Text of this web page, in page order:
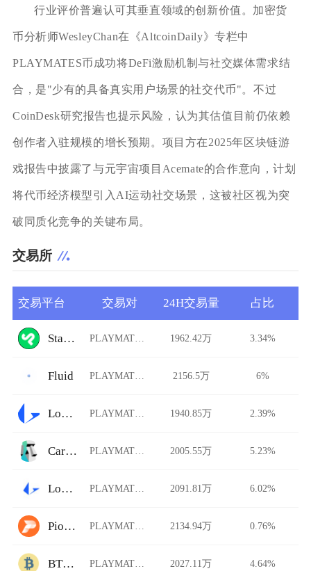
行业评价普遍认可其垂直领域的创新价值。加密货
币分析师WesleyChan在《AltcoinDaily》专栏中
PLAYMATES币成功将DeFi激励机制与社交媒体需求结
合，是"少有的具备真实用户场景的社交代币"。不过
CoinDesk研究报告也提示风险，认为其估值目前仍依赖
创作者入驻规模的增长预期。项目方在2025年区块链游
戏报告中披露了与元宇宙项目Acemate的合作意向，计划
将代币经济模型引入AI运动社交场景，这被社区视为突
破同质化竞争的关键布局。
交易所
交易平台 交易对 24H交易量 占比
StarkDefi PLAYMATES/USDT 1962.42万 3.34%
Fluid PLAYMATES/USDT 2156.5万 6%
Loopring PLAYMATES/USDT 1940.85万 2.39%
Carbon DeFi PLAYMATES/USDT 2005.55万 5.23%
Loopring AMM PLAYMATES/USDT 2091.81万 6.02%
Pionex PLAYMATES/USDT 2134.94万 0.76%
BTCTradeUA PLAYMATES/USDT 2027.11万 4.64%